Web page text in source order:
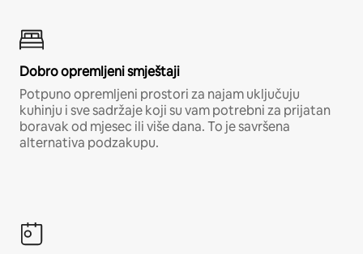
Dobro opremljeni smještaji
Potpuno opremljeni prostori za najam uključuju
kuhinju i sve sadržaje koji su vam potrebni za prijatan
boravak od mjesec ili više dana. To je savršena
alternativa podzakupu.